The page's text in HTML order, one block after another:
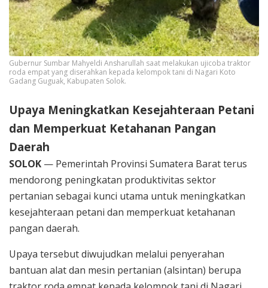
Gubernur Sumbar Mahyeldi Ansharullah saat melakukan ujicoba traktor
roda empat yang diserahkan kepada kelompok tani di Nagari Koto
Gadang Guguak, Kabupaten Solok.
Upaya Meningkatkan Kesejahteraan Petani
dan Memperkuat Ketahanan Pangan
Daerah
SOLOK — Pemerintah Provinsi Sumatera Barat terus
mendorong peningkatan produktivitas sektor
pertanian sebagai kunci utama untuk meningkatkan
kesejahteraan petani dan memperkuat ketahanan
pangan daerah.
Upaya tersebut diwujudkan melalui penyerahan
bantuan alat dan mesin pertanian (alsintan) berupa